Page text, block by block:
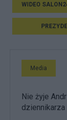
WIDEO
Media
Nie żyje
dziennikarza